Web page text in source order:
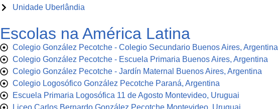
Unidade Uberlândia
Escolas na América Latina
Colegio González Pecotche - Colegio Secundario Buenos Aires, Argentina
Colegio González Pecotche - Escuela Primaria Buenos Aires, Argentina
Colegio González Pecotche - Jardín Maternal Buenos Aires, Argentina
Colegio Logosófico González Pecotche Paraná, Argentina
Escuela Primaria Logosófica 11 de Agosto Montevideo, Uruguai
Liceo Carlos Bernardo González Pecotche Montevideo, Uruguai